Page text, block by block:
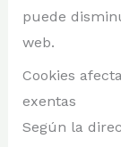
puede
web.
Cookies
exentas
Según la